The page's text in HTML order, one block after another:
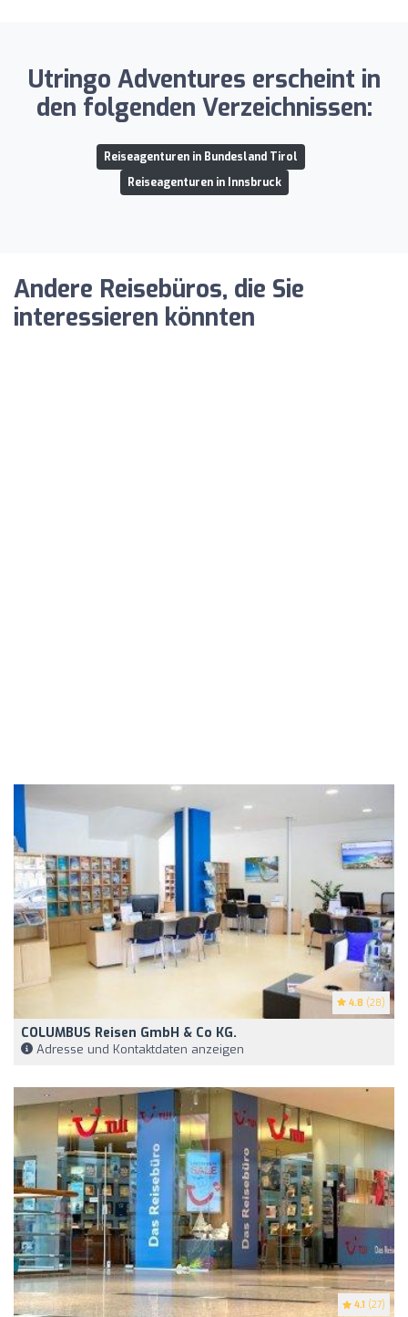
Utringo Adventures erscheint in
den folgenden Verzeichnissen:
Reiseagenturen in Bundesland Tirol
Reiseagenturen in Innsbruck
Andere Reisebüros, die Sie
interessieren könnten
4.8 (28)
COLUMBUS Reisen GmbH & Co KG.
Adresse und Kontaktdaten anzeigen
4.1 (27)